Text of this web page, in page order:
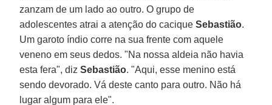
zanzam de um lado ao outro. O grupo de
adolescentes atrai a atenção do caciqueSebastião.
Um garoto índio corre na sua frente com aquele
veneno em seus dedos. "Na nossa aldeia não havia
esta fera", dizSebastião. "Aqui, esse menino está
sendo devorado. Vá deste canto para outro. Não há
lugar algum para ele".